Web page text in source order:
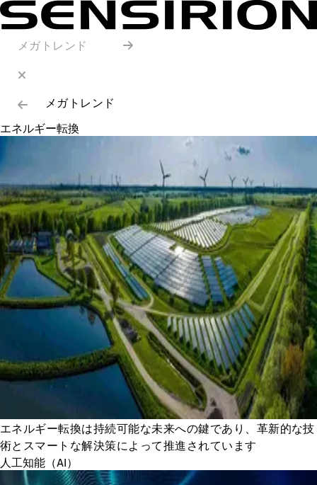
メガトレンド
メガトレンド
エネルギー転換
エネルギー転換は持続可能な未来への鍵であり、革新的な技
術とスマートな解決策によって推進されています
人工知能（AI）